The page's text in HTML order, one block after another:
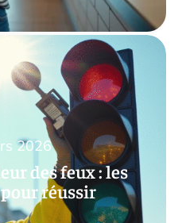
des feux : les
réussir
2026